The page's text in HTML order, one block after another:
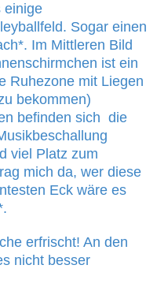
einige
Sogar einen
Im Mittleren Bild
ist ein
Ruhezone mit Liegen
bekommen)
befinden sich die
viel Platz zum
mich da, wer diese
Eck wäre es
erfrischt! An den
nicht besser